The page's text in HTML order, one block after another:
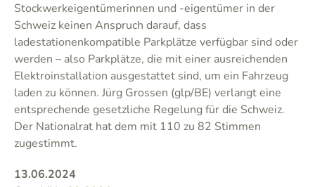
Stockwerkeigentümerinnen und -eigentümer in der
Schweiz keinen Anspruch darauf, dass
ladestationenkompatible Parkplätze verfügbar sind oder
werden – also Parkplätze, die mit einer ausreichenden
Elektroinstallation ausgestattet sind, um ein Fahrzeug
laden zu können. Jürg Grossen (glp/BE) verlangt eine
entsprechende gesetzliche Regelung für die Schweiz.
Der Nationalrat hat dem mit 110 zu 82 Stimmen
zugestimmt.
13.06.2024